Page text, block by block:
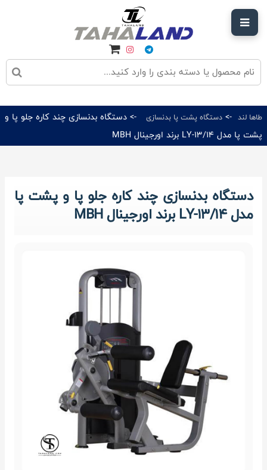
طاها لند ->دستگاه پشت پا بدنسازی -> دستگاه بدنسازی چند کاره جلو پا و
پشت پا مدل LY-13/14 برند اورجینال MBH
دستگاه بدنسازی چند کاره جلو پا و پشت پا
مدل LY-13/14 برند اورجینال MBH